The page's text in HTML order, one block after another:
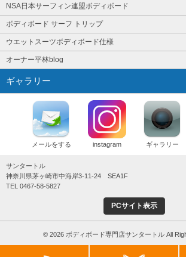
NSA日本サーフィン連盟ボディボード
ボディボード サーフ トリップ
ウエットスーツボディボード仕様
オーナー平林blog
ギャラリー
メールをする instagram ギャラリー
サンタートル
神奈川県茅ヶ崎市中海岸3-11-24 SEA1F
TEL 0467-58-5827
PCサイト表示
© 2026 ボディボード専門店サンタートル All